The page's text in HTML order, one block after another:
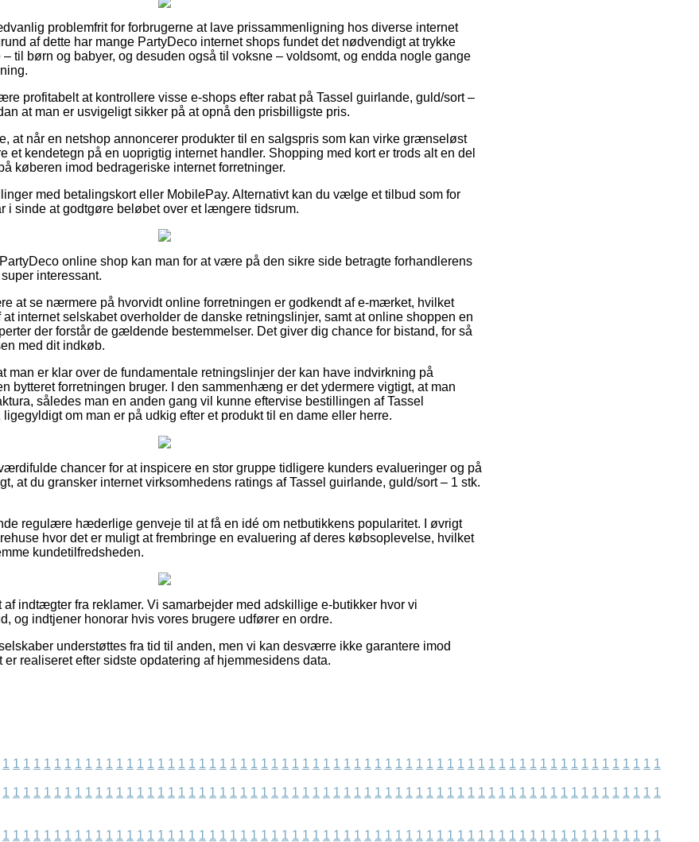
problemfrit for forbrugerne at lave prissammenligning hos diverse internet
af dette har mange PartyDeco internet shops fundet det nødvendigt at trykke
til børn og babyer, og desuden også til voksne – voldsomt, og endda nogle gange
profitabelt at kontrollere visse e-shops efter rabat på Tassel guirlande, guld/sort –
at man er usvigeligt sikker på at opnå den prisbilligste pris.
at når en netshop annoncerer produkter til en salgspris som kan virke grænseløst
et kendetegn på en uoprigtig internet handler. Shopping med kort er trods alt en del
køberen imod bedrageriske internet forretninger.
med betalingskort eller MobilePay. Alternativt kan du vælge et tilbud som for
i sinde at godtgøre beløbet over et længere tidsrum.
online shop kan man for at være på den sikre side betragte forhandlerens
interessant.
at se nærmere på hvorvidt online forretningen er godkendt af e-mærket, hvilket
internet selskabet overholder de danske retningslinjer, samt at online shoppen en
der forstår de gældende bestemmelser. Det giver dig chance for bistand, for så
med dit indkøb.
man er klar over de fundamentale retningslinjer der kan have indvirkning på
bytteret forretningen bruger. I den sammenhæng er det ydermere vigtigt, at man
således man en anden gang vil kunne eftervise bestillingen af Tassel
om man er på udkig efter et produkt til en dame eller herre.
chancer for at inspicere en stor gruppe tidligere kunders evalueringer og på
at du gransker internet virksomhedens ratings af Tassel guirlande, guld/sort – 1 stk.
regulære hæderlige genveje til at få en idé om netbutikkens popularitet. I øvrigt
hvor det er muligt at frembringe en evaluering af deres købsoplevelse, hvilket
kundetilfredsheden.
af indtægter fra reklamer. Vi samarbejder med adskillige e-butikker hvor vi
og indtjener honorar hvis vores brugere udfører en ordre.
understøttes fra tid til anden, men vi kan desværre ikke garantere imod
realiseret efter sidste opdatering af hjemmesidens data.
1 1 1 1 1 1 1 1 1 1 1 1 1 1 1 1 1 1 1 1 1 1 1 1 1 1 1 1 1 1 1 1 1 1 1 1 1 1 1 1 1 1 1 1 1 1 1 1 1 1 1 1 1 1 1 1 1 1 1 1 1 1 1 1
1 1 1 1 1 1 1 1 1 1 1 1 1 1 1 1 1 1 1 1 1 1 1 1 1 1 1 1 1 1 1 1 1 1 1 1 1 1 1 1 1 1 1 1 1 1 1 1 1 1 1 1 1 1 1 1 1 1 1 1 1 1 1 1
1 1 1 1 1 1 1 1 1 1 1 1 1 1 1 1 1 1 1 1 1 1 1 1 1 1 1 1 1 1 1 1 1 1 1 1 1 1 1 1 1 1 1 1 1 1 1 1 1 1 1 1 1 1 1 1 1 1 1 1 1 1 1 1